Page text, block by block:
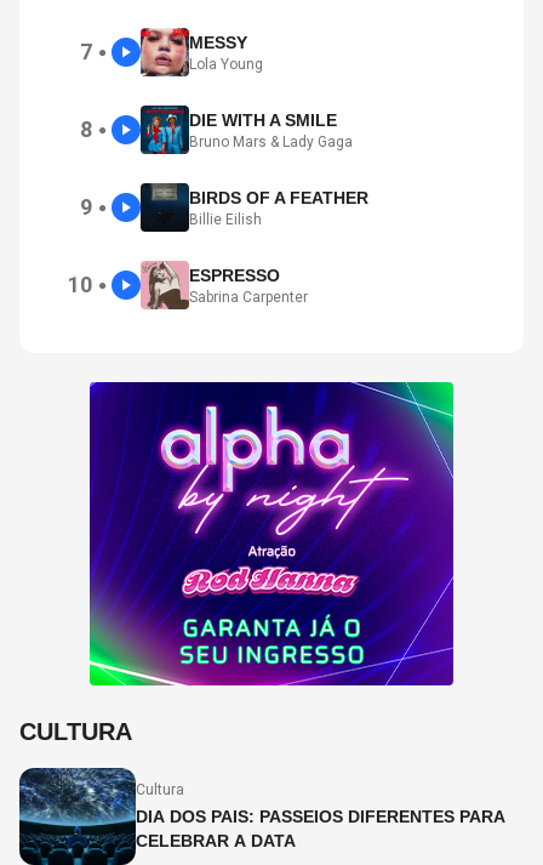
7 ● MESSY
Lola Young
8 ● DIE WITH A SMILE
Bruno Mars & Lady Gaga
9 ● BIRDS OF A FEATHER
Billie Eilish
10 ● ESPRESSO
Sabrina Carpenter
CULTURA
Cultura
DIA DOS PAIS: PASSEIOS DIFERENTES PARA
CELEBRAR A DATA